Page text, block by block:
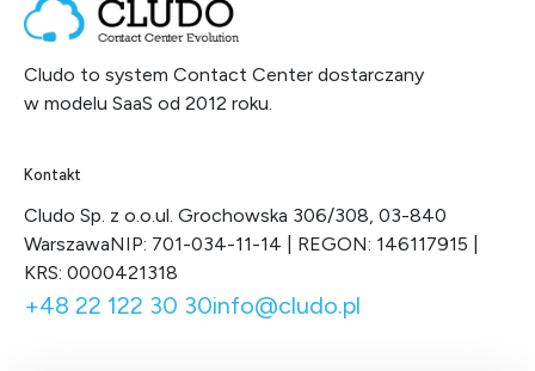
Cludo to system Contact Center dostarczany
w modelu SaaS od 2012 roku.
Kontakt
Cludo Sp. z o.o.ul. Grochowska 306/308, 03-840
WarszawaNIP: 701-034-11-14 | REGON: 146117915 |
KRS: 0000421318
+48 22 122 30 30info@cludo.pl